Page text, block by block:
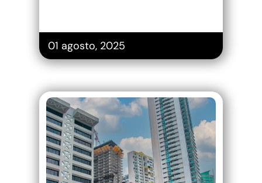
01 agosto, 2025
Nueva Ley de
Moratoria
Tributaria en
Panamá: Todo